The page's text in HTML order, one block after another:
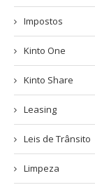
Impostos
Kinto One
Kinto Share
Leasing
Leis de Trânsito
Limpeza